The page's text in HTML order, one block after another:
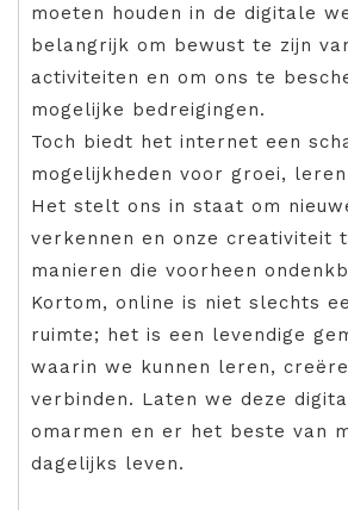
moeten houden in de digitale
belangrijk om bewust te zijn
activiteiten en om ons te
mogelijke bedreigingen.
Toch biedt het internet een
mogelijkheden voor groei,
Het stelt ons in staat om
verkennen en onze creativiteit
manieren die voorheen
Kortom, online is niet slechts
ruimte; het is een levendige
waarin we kunnen leren,
verbinden. Laten we deze
omarmen en er het beste van
dagelijks leven.